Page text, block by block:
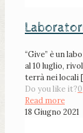
“Give” è un
al 10 luglio,
terrà nei locali
Do you like it?0
Read more
18 Giugno 2021